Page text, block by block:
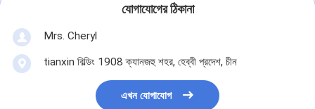
যোগাযোগের ঠিকানা
Mrs. Cheryl
tianxin বিল্ডিং 1908 ক্যানজহু শহর, হেব্বী প্রদেশ, চীন
এখন যোগাযোগ